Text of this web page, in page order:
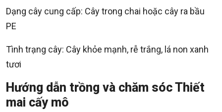
Dạng cây cung cấp: Cây trong chai hoặc cây ra bầu
PE
Tình trạng cây: Cây khỏe mạnh, rễ trắng, lá non xanh
tươi
Hướng dẫn trồng và chăm sóc Thiết
mai cấy mô